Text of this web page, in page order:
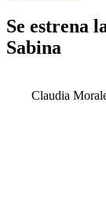
Se estrena
Sabina
Claudia